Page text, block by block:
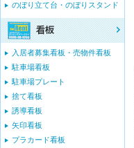
のぼり立て台・のぼりスタンド
入居者募集看板・売物件看板
駐車場看板
駐車場プレート
捨て看板
誘導看板
矢印看板
プラカード看板